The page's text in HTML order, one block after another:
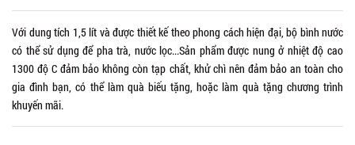
Với dung tích 1,5 lít và được thiết kế theo phong cách hiện đại, bộ bình nước
có thể sử dụng để pha trà, nước lọc...Sản phẩm được nung ở nhiệt độ cao
1300 độ C đảm bảo không còn tạp chất, khử chì nên đảm bảo an toàn cho
gia đình bạn, có thể làm quà biếu tặng, hoặc làm quà tặng chương trình
khuyến mãi.